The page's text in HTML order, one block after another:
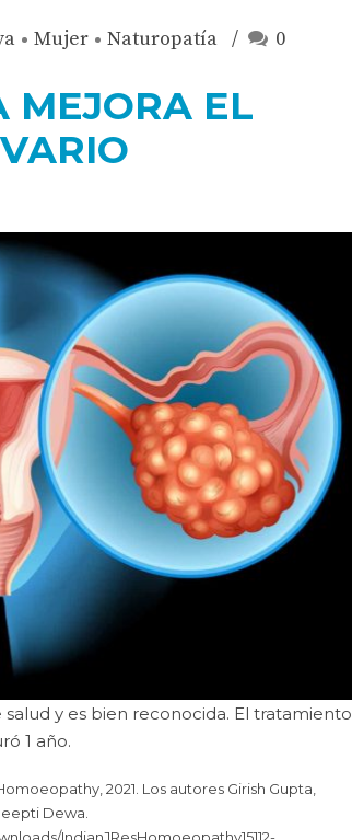
Mujer Naturopatía 0
MEJORA EL
y es bien reconocida. El tratamiento
1 año.
2021. Los autores Girish Gupta,
Dewa.